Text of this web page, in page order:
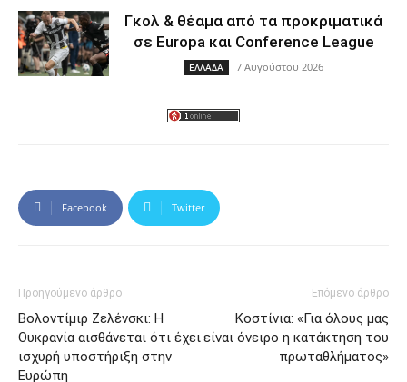
Γκολ & θέαμα από τα προκριματικά
σε Europa και Conference League
ΕΛΛΑΔΑ 7 Αυγούστου 2026
Facebook Twitter
Προηγούμενο άρθρο
Βολοντίμιρ Ζελένσκι: Η
Ουκρανία αισθάνεται ότι έχει
ισχυρή υποστήριξη στην
Ευρώπη
Επόμενο άρθρο
Κοστίνια: «Για όλους μας
είναι όνειρο η κατάκτηση του
πρωταθλήματος»